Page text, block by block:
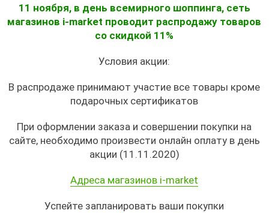
11 ноября, в день всемирного шоппинга, сеть
магазинов i-market проводит распродажу товаров
со скидкой 11%
Условия акции:
В распродаже принимают участие все товары кроме
подарочных сертификатов
При оформлении заказа и совершении покупки на
сайте, необходимо произвести онлайн оплату в день
акции (11.11.2020)
Адреса магазинов i-market
Успейте запланировать ваши покупки